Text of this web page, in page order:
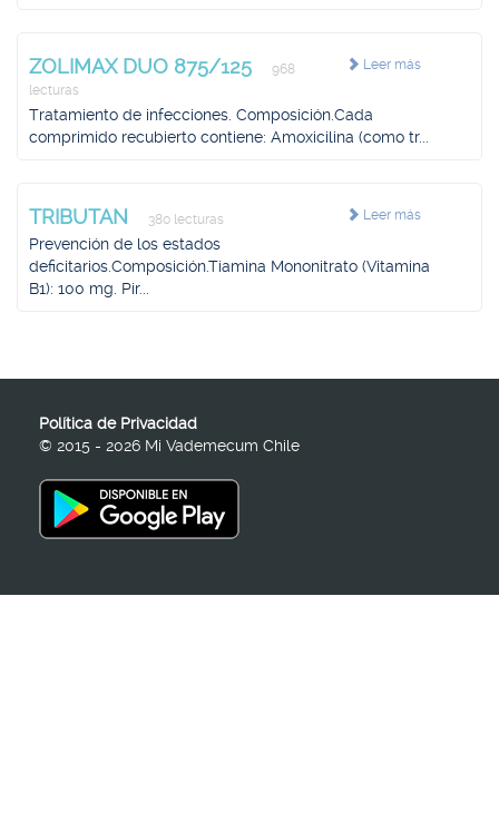
Leer más
ZOLIMAX DUO 875/125
968
lecturas
Tratamiento de infecciones. Composición.Cada
comprimido recubierto contiene: Amoxicilina (como tr...
Leer más
TRIBUTAN 380 lecturas
Prevención de los estados
deficitarios.Composición.Tiamina Mononitrato (Vitamina
B1): 100 mg. Pir...
Política de Privacidad
© 2015 - 2026 Mi Vademecum Chile